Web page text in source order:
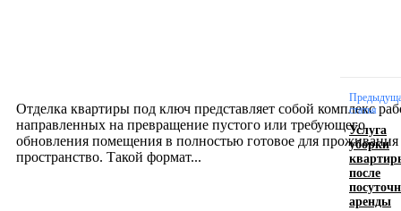
Отделка квартиры под ключ представляет собой комплекс
направленных на превращение пустого или требующего
обновления помещения в полностью готовое для проживания
пространство. Такой формат...
статья
Услуга
уборки
после
аренды